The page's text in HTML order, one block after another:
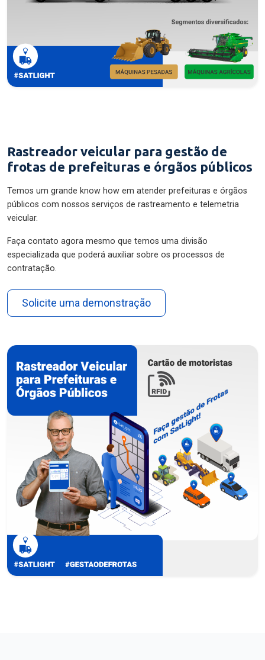
Rastreador veicular para gestão de
frotas de prefeituras e órgãos públicos
Temos um grande know how em atender prefeituras e órgãos
públicos com nossos serviços de rastreamento e telemetria
veicular.
Faça contato agora mesmo que temos uma divisão
especializada que poderá auxiliar sobre os processos de
contratação.
Solicite uma demonstração